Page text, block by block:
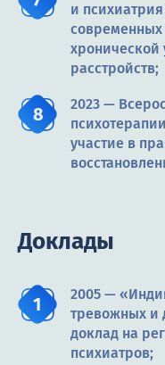
и
современных
хронической
расстройств;
2023 —
участие в
Доклады
2005 —
тревожных и
доклад на
психиатров;